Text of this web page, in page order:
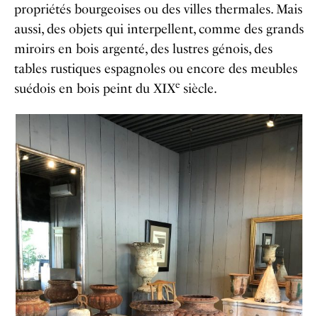
propriétés bourgeoises ou des villes thermales. Mais
aussi, des objets qui interpellent, comme des grands
miroirs en bois argenté, des lustres génois, des
tables rustiques espagnoles ou encore des meubles
suédois en bois peint du XIXe siècle.